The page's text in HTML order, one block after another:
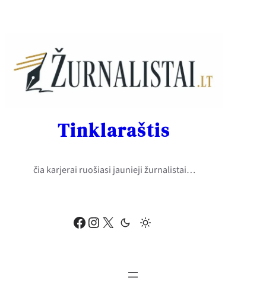
Facebook Instagram X
Tinklaraštis
čia karjerai ruošiasi jaunieji žurnalistai…